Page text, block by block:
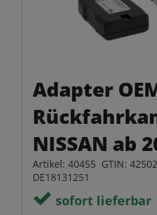
Adapter
NISSAN ab
Artikel: 40455 GTIN:
DE18131251
sofort lieferbar